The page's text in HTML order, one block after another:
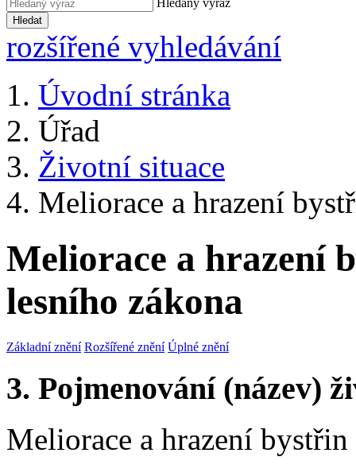
Hledaný výraz
Hledat
rozšířené vyhledávání
Úvodní stránka
Úřad
Životní situace
Meliorace a hrazení
Meliorace a hrazení
lesního zákona
Základní znění Rozšířené znění Úplné znění
3. Pojmenování (název)
Meliorace a hrazení